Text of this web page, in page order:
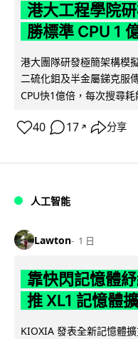
港大工程學院
勝標準 CPU 1
港大團隊研發極簡架構模
二硫化鉬及半金屬銻克服
CPU快1億倍，每次搜尋耗
40 17 ↗ 分享
人工智能
Lawton 1 日
靠快閃記憶體
推 XL1 記憶體
KIOXIA 發表全新記憶體